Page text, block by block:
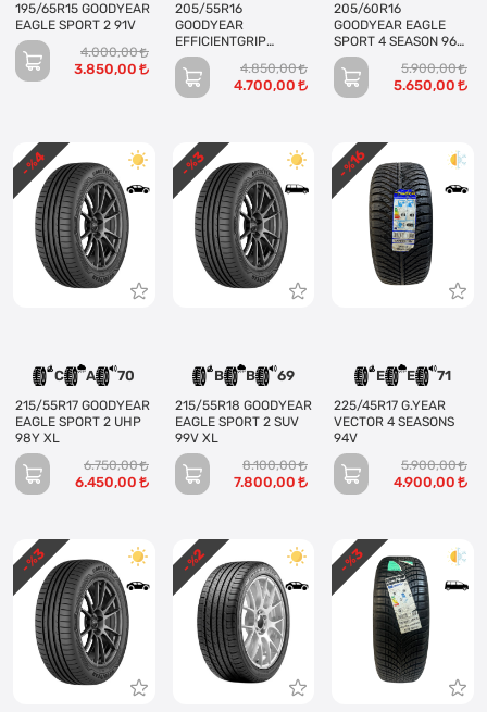
195/65R15 GOODYEAR
EAGLE SPORT 2 91V
4.000,00
3.850,00
205/55R16
GOODYEAR
EFFICIENTGRIP
PERFORMANCE (4
KANAL)
4.850,00
4.700,00
205/60R16
GOODYEAR EAGLE
SPORT 4 SEASON 96H
XL
5.900,00
5.650,00
C A 70
215/55R17 GOODYEAR
EAGLE SPORT 2 UHP
98Y XL
6.750,00
6.450,00
- %
4
B B 69
215/55R18 GOODYEAR
EAGLE SPORT 2 SUV
99V XL
8.100,00
7.800,00
- %
3
E E 71
225/45R17 G.YEAR
VECTOR 4 SEASONS
94V
5.900,00
4.900,00
- %
16
- %
3 - %
2 - %
3